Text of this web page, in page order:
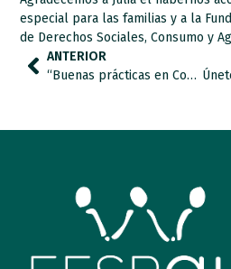
especial para las familias y a la
de Derechos Sociales, Consumo y
ANTERIOR
“Buenas prácticas en Comunicación Alternativa y Aumentativa y SAACS en apoyo a personas con autismo” completa.